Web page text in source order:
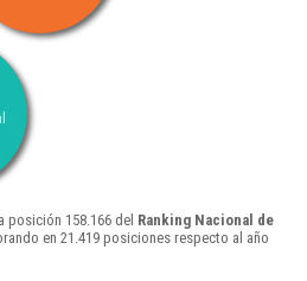
posición 158.166 del Ranking Nacional de
en 21.419 posiciones respecto al año